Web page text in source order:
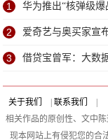
1 华为推出“核弹级
可及！
2 爱奇艺与奥买家宣
3 借贷宝曾军：大数
关于我们 联系我们
相关作品的原创性、文中
现本网站上有侵犯您的合